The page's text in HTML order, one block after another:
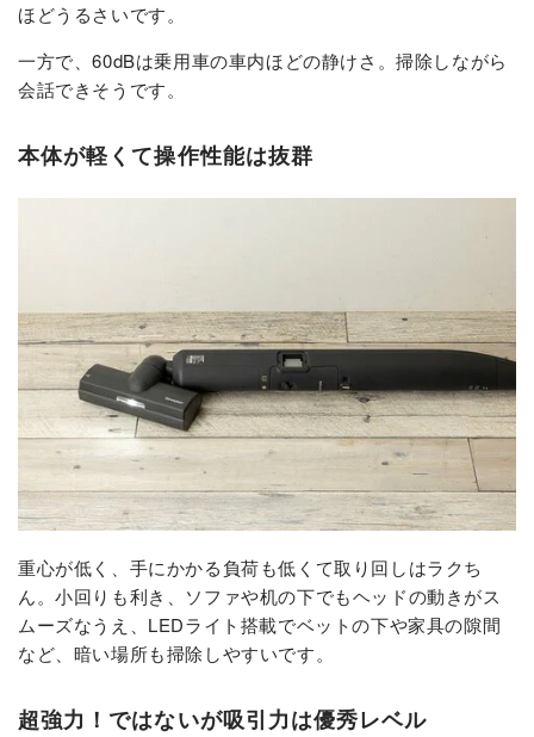
ほどうるさいです。
一方で、60dBは乗用車の車内ほどの静けさ。掃除しながら
会話できそうです。
本体が軽くて操作性能は抜群
重心が低く、手にかかる負荷も低くて取り回しはラクち
ん。小回りも利き、ソファや机の下でもヘッドの動きがス
ムーズなうえ、LEDライト搭載でベットの下や家具の隙間
など、暗い場所も掃除しやすいです。
超強力！ではないが吸引力は優秀レベル